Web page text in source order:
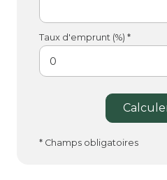
Taux d'emprunt (%) *
* Champs obligatoires